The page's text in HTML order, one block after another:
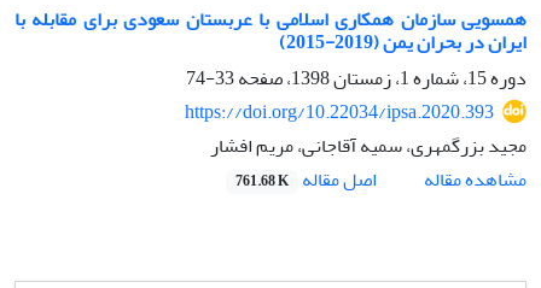
همسویی سازمان همکاری اسلامی با عربستان سعودی برای مقابله با
ایران در بحران یمن (2019-2015)
دوره 15، شماره 1، زمستان 1398، صفحه
33-74
https://doi.org/10.22034/ipsa.2020.393
مجید بزرگمهری، سمیه آقاجانی، مریم افشار
مشاهده مقاله
اصل مقاله 761.68 K